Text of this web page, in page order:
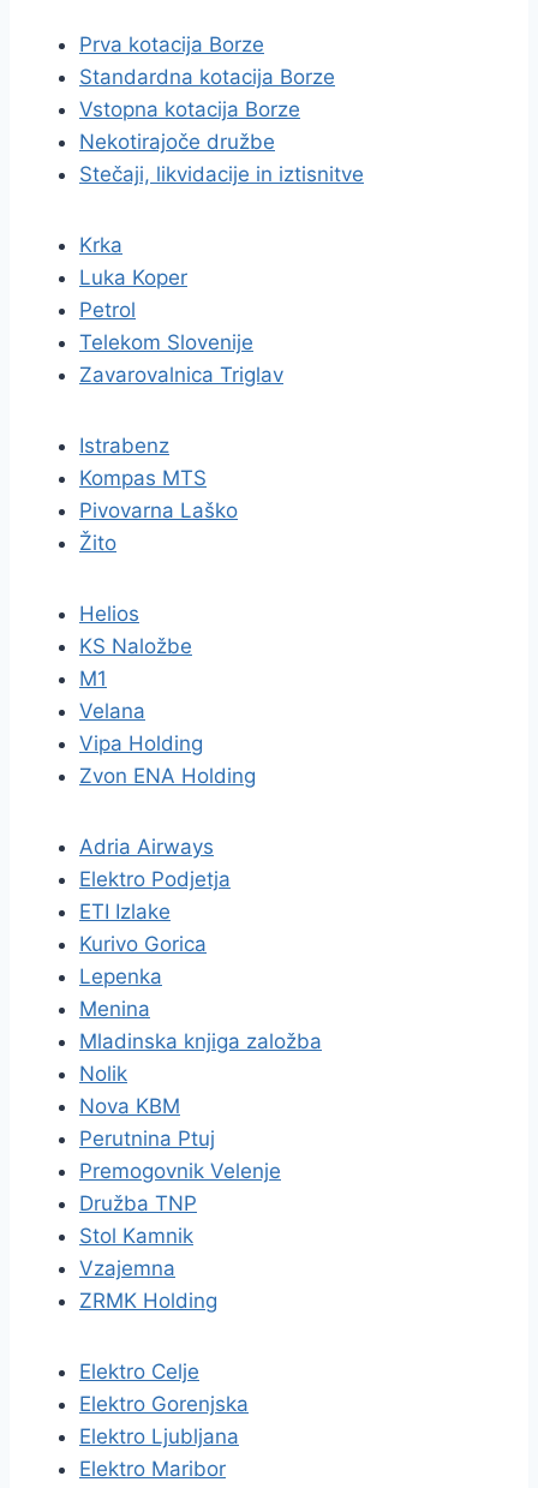
Prva kotacija Borze
Standardna kotacija Borze
Vstopna kotacija Borze
Nekotirajoče družbe
Stečaji, likvidacije in iztisnitve
Krka
Luka Koper
Petrol
Telekom Slovenije
Zavarovalnica Triglav
Istrabenz
Kompas MTS
Pivovarna Laško
Žito
Helios
KS Naložbe
M1
Velana
Vipa Holding
Zvon ENA Holding
Adria Airways
Elektro Podjetja
ETI Izlake
Kurivo Gorica
Lepenka
Menina
Mladinska knjiga založba
Nolik
Nova KBM
Perutnina Ptuj
Premogovnik Velenje
Družba TNP
Stol Kamnik
Vzajemna
ZRMK Holding
Elektro Celje
Elektro Gorenjska
Elektro Ljubljana
Elektro Maribor